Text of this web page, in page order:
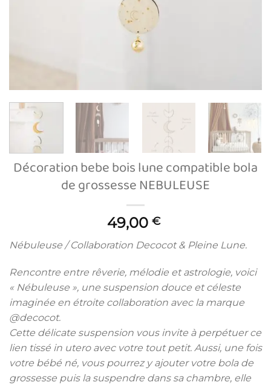
Décoration bebe bois lune compatible bola
de grossesse NEBULEUSE
49,00 €
Nébuleuse / Collaboration Decocot & Pleine Lune.
Rencontre entre rêverie, mélodie et astrologie, voici
« Nébuleuse », une suspension douce et céleste
imaginée en étroite collaboration avec la marque
@decocot.
Cette délicate suspension vous invite à perpétuer ce
lien tissé in utero avec votre tout petit. Aussi, une fois
votre bébé né, vous pourrez y ajouter votre bola de
grossesse puis la suspendre dans sa chambre, elle